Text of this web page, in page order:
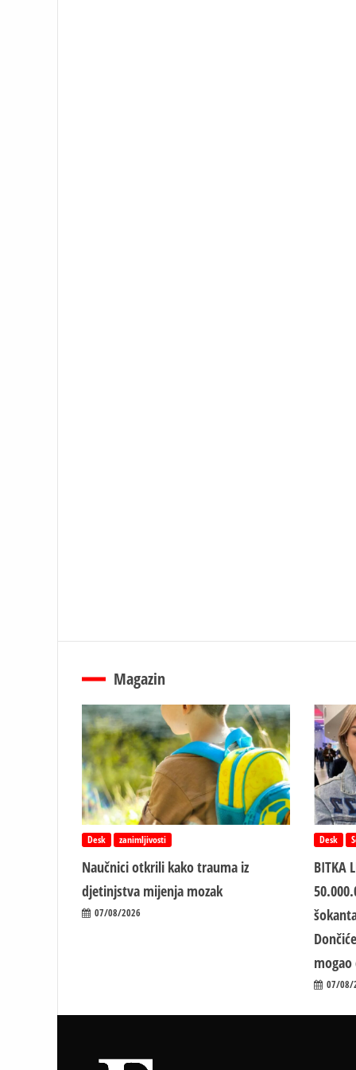
Magazin
Desk zanimljivosti
Naučnici otkrili kako trauma iz
d‌jetinjstva mijenja mozak
07/08/2026
Desk
BITKA
mogao
07/08/